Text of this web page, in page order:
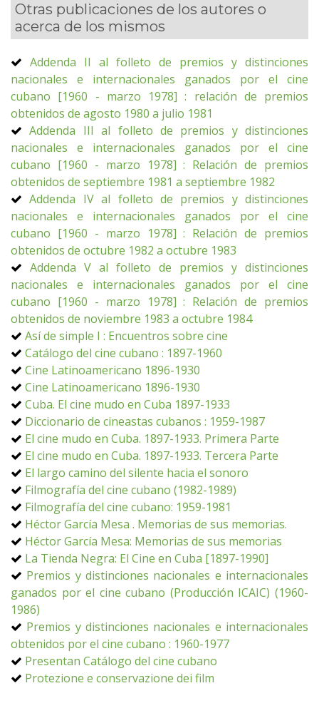
Otras publicaciones de los autores o
acerca de los mismos
Addenda II al folleto de premios y distinciones
nacionales e internacionales ganados por el cine
cubano [1960 - marzo 1978] : relación de premios
obtenidos de agosto 1980 a julio 1981
Addenda III al folleto de premios y distinciones
nacionales e internacionales ganados por el cine
cubano [1960 - marzo 1978] : Relación de premios
obtenidos de septiembre 1981 a septiembre 1982
Addenda IV al folleto de premios y distinciones
nacionales e internacionales ganados por el cine
cubano [1960 - marzo 1978] : Relación de premios
obtenidos de octubre 1982 a octubre 1983
Addenda V al folleto de premios y distinciones
nacionales e internacionales ganados por el cine
cubano [1960 - marzo 1978] : Relación de premios
obtenidos de noviembre 1983 a octubre 1984
Así de simple I : Encuentros sobre cine
Catálogo del cine cubano : 1897-1960
Cine Latinoamericano 1896-1930
Cine Latinoamericano 1896-1930
Cuba. El cine mudo en Cuba 1897-1933
Diccionario de cineastas cubanos : 1959-1987
El cine mudo en Cuba. 1897-1933. Primera Parte
El cine mudo en Cuba. 1897-1933. Tercera Parte
El largo camino del silente hacia el sonoro
Filmografía del cine cubano (1982-1989)
Filmografía del cine cubano: 1959-1981
Héctor García Mesa . Memorias de sus memorias.
Héctor García Mesa: Memorias de sus memorias
La Tienda Negra: El Cine en Cuba [1897-1990]
Premios y distinciones nacionales e internacionales
ganados por el cine cubano (Producción ICAIC) (1960-
1986)
Premios y distinciones nacionales e internacionales
obtenidos por el cine cubano : 1960-1977
Presentan Catálogo del cine cubano
Protezione e conservazione dei film